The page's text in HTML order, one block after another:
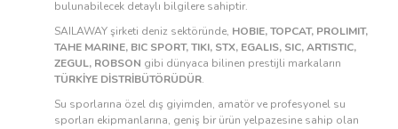
bulunabilecek detaylı bilgilere sahiptir.
SAILAWAY şirketi deniz sektöründe, HOBIE, TOPCAT, PROLIMIT,
TAHE MARINE, BIC SPORT, TIKI, STX, EGALIS, SIC, ARTISTIC,
ZEGUL, ROBSON gibi dünyaca bilinen prestijli markaların
TÜRKİYE DİSTRİBÜTÖRÜDÜR.
Su sporlarına özel dış giyimden, amatör ve profesyonel su
sporları ekipmanlarına, geniş bir ürün yelpazesine sahip olan